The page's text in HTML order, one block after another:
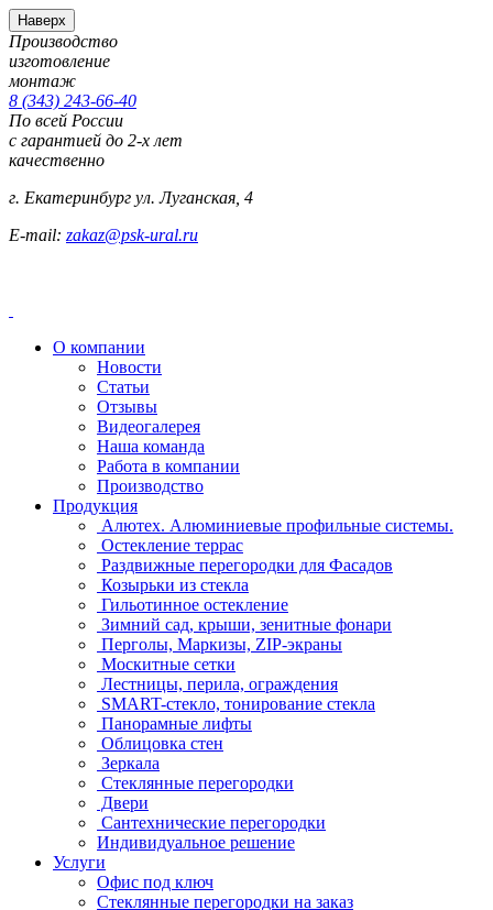
Наверх
Производство
изготовление
монтаж
8 (343) 243-66-40
По всей России
с гарантией до 2-х лет
качественно
г. Екатеринбург ул. Луганская, 4
E-mail: zakaz@psk-ural.ru
О компании
Новости
Статьи
Отзывы
Видеогалерея
Наша команда
Работа в компании
Производство
Продукция
Алютех. Алюминиевые профильные системы.
Остекление террас
Раздвижные перегородки для Фасадов
Козырьки из стекла
Гильотинное остекление
Зимний сад, крыши, зенитные фонари
Перголы, Маркизы, ZIP-экраны
Москитные сетки
Лестницы, перила, ограждения
SMART-стекло, тонирование стекла
Панорамные лифты
Облицовка стен
Зеркала
Стеклянные перегородки
Двери
Сантехнические перегородки
Индивидуальное решение
Услуги
Офис под ключ
Стеклянные перегородки на заказ